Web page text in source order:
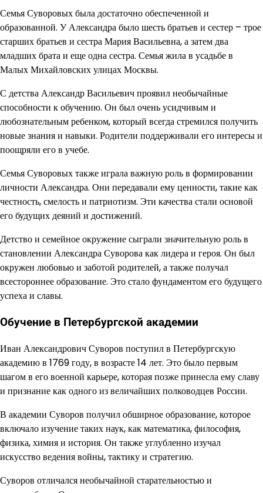
Семья Суворовых была достаточно обеспеченной и
образованной. У Александра было шесть братьев и сестер – трое
старших братьев и сестра Мария Васильевна, а затем два
младших брата и еще одна сестра. Семья жила в усадьбе в
Малых Михайловских улицах Москвы.
С детства Александр Васильевич проявил необычайные
способности к обучению. Он был очень усидчивым и
любознательным ребенком, который всегда стремился получить
новые знания и навыки. Родители поддерживали его интересы и
поощряли его в учебе.
Семья Суворовых также играла важную роль в формировании
личности Александра. Они передавали ему ценности, такие как
честность, смелость и патриотизм. Эти качества стали основой
его будущих деяний и достижений.
Детство и семейное окружение сыграли значительную роль в
становлении Александра Суворова как лидера и героя. Он был
окружен любовью и заботой родителей, а также получал
всестороннее образование. Это стало фундаментом его будущего
успеха и славы.
Обучение в Петербургской академии
Иван Александрович Суворов поступил в Петербургскую
академию в 1769 году, в возрасте 14 лет. Это было первым
шагом в его военной карьере, которая позже принесла ему славу
и признание как одного из величайших полководцев России.
В академии Суворов получил обширное образование, которое
включало изучение таких наук, как математика, философия,
физика, химия и история. Он также углубленно изучал
искусство ведения войны, тактику и стратегию.
Суворов отличался необычайной старательностью и